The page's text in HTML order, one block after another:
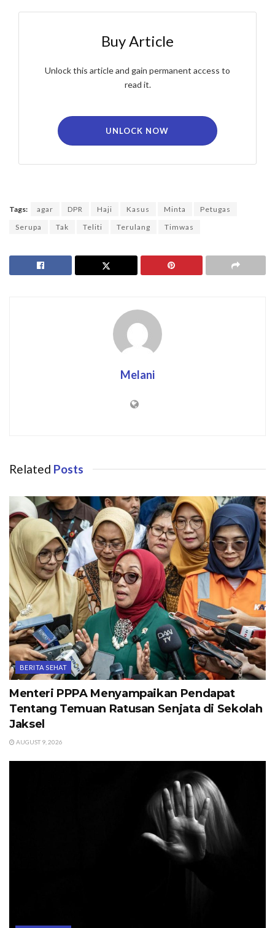
Buy Article
Unlock this article and gain permanent access to
read it.
UNLOCK NOW
Tags: agar DPR Haji Kasus Minta
Petugas
Serupa
Tak Teliti Terulang Timwas
Melani
Related Posts
BERITA SEHAT
Menteri PPPA Menyampaikan Pendapat
Tentang Temuan Ratusan Senjata di Sekolah
Jaksel
AUGUST 9, 2026